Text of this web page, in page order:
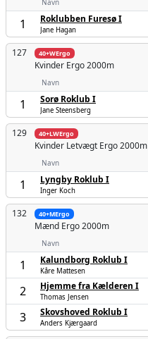
Navn
1 Roklubben Furesø I
Jane Hagan
127 40+WErgo
Kvinder Ergo 2000m
Navn
1 Sorø Roklub I
Jane Steensberg
129 40+LWErgo
Kvinder Letvægt Ergo 2000m
Navn
1 Lyngby Roklub I
Inger Koch
132 40+MErgo
Mænd Ergo 2000m
Navn
1 Kalundborg Roklub I
Kåre Mattesen
2 Hjemme fra Kælderen I
Thomas Jensen
3 Skovshoved Roklub I
Anders Kjærgaard